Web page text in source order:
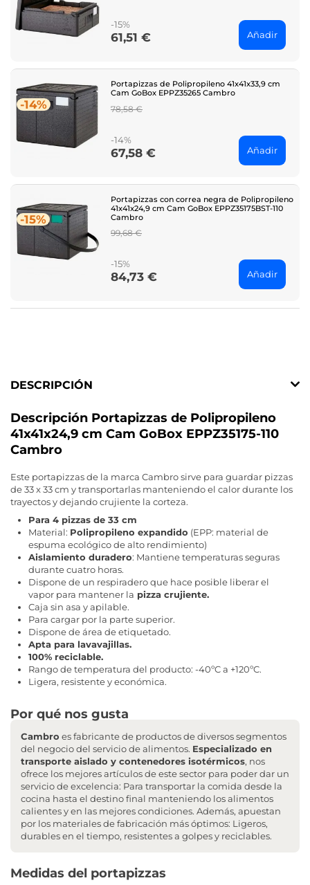
-15%
Price
61,51 € Añadir
-14%
Portapizzas de Polipropileno 41x41x33,9 cm
Cam GoBox EPPZ35265 Cambro
Regular
78,58 €
-14%
Price
67,58 € Añadir
-15%
Portapizzas con correa negra de Polipropileno
41x41x24,9 cm Cam GoBox EPPZ35175BST-110
Cambro
Regular
99,68 €
-15%
Price
84,73 € Añadir
DESCRIPCIÓN
Descripción Portapizzas de Polipropileno
41x41x24,9 cm Cam GoBox EPPZ35175-110
Cambro
Este portapizzas de la marca Cambro sirve para guardar pizzas
de 33 x 33 cm y transportarlas manteniendo el calor durante los
trayectos y dejando crujiente la corteza.
Para 4 pizzas de 33 cm
Material: Polipropileno expandido (EPP: material de
espuma ecológico de alto rendimiento)
Aislamiento duradero: Mantiene temperaturas seguras
durante cuatro horas.
Dispone de un respiradero que hace posible liberar el
vapor para mantener la pizza crujiente.
Caja sin asa y apilable.
Para cargar por la parte superior.
Dispone de área de etiquetado.
Apta para lavavajillas.
100% reciclable.
Rango de temperatura del producto: -40ºC a +120ºC.
Ligera, resistente y económica.
Por qué nos gusta
Cambro es fabricante de productos de diversos segmentos
del negocio del servicio de alimentos. Especializado en
transporte aislado y contenedores isotérmicos, nos
ofrece los mejores artículos de este sector para poder dar un
servicio de excelencia: Para transportar la comida desde la
cocina hasta el destino final manteniendo los alimentos
calientes y en las mejores condiciones. Además, apuestan
por los materiales de fabricación más óptimos: Ligeros,
durables en el tiempo, resistentes a golpes y reciclables.
Medidas del portapizzas